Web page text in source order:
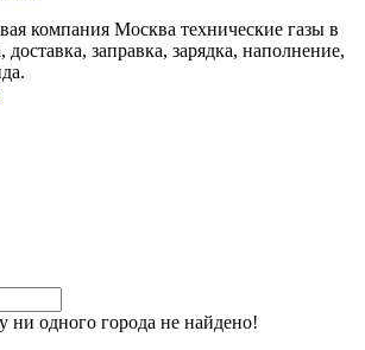
компания Москва технические газы в
заправка, зарядка, наполнение,
ни одного города не найдено!